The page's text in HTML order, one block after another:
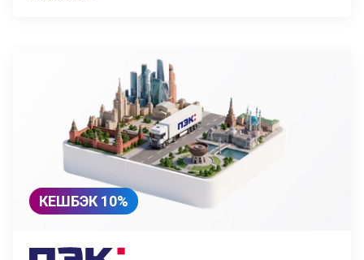
КЕШБЭК 10%